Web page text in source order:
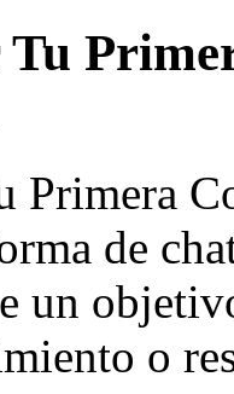
Primera
de
un
o